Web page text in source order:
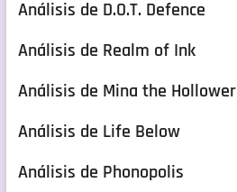
Análisis de D.O.T. Defence
Análisis de Realm of Ink
Análisis de Mina the Hollower
Análisis de Life Below
Análisis de Phonopolis